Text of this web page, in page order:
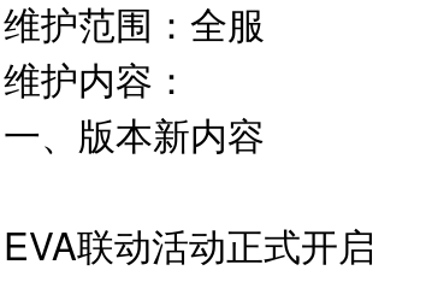
维护范围：全服
维护内容：
一、版本新内容
EVA联动活动正式开启